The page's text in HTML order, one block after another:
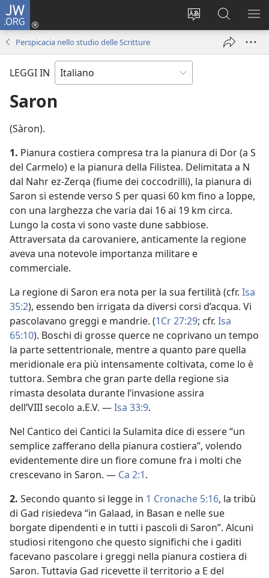
JW.ORG
Modificare
Accedi
(apre
finestra)
Cerca
in
JW.ORG
Perspicacia nello studio delle Scritture
LEGGI IN
Saron
(Sàron).
1. Pianura costiera compresa tra la pianura di Dor (a S
del Carmelo) e la pianura della Filistea. Delimitata a N
dal Nahr ez-Zerqa (fiume dei coccodrilli), la pianura di
Saron si estende verso S per quasi 60 km fino a Ioppe,
con una larghezza che varia dai 16 ai 19 km circa.
Lungo la costa vi sono vaste dune sabbiose.
Attraversata da carovaniere, anticamente la regione
aveva una notevole importanza militare e
commerciale.
La regione di Saron era nota per la sua fertilità (cfr. Isa
35:2), essendo ben irrigata da diversi corsi d’acqua. Vi
pascolavano greggi e mandrie. (1Cr 27:29; cfr. Isa
65:10). Boschi di grosse querce ne coprivano un tempo
la parte settentrionale, mentre a quanto pare quella
meridionale era più intensamente coltivata, come lo è
tuttora. Sembra che gran parte della regione sia
rimasta desolata durante l’invasione assira
dell’VIII secolo a.E.V. —Isa 33:9.
Nel Cantico dei Cantici la Sulamita dice di essere “un
semplice zafferano della pianura costiera”, volendo
evidentemente dire un fiore comune fra i molti che
crescevano in Saron. — Ca 2:1.
2. Secondo quanto si legge in 1 Cronache 5:16, la tribù
di Gad risiedeva “in Galaad, in Basan e nelle sue
borgate dipendenti e in tutti i pascoli di Saron”. Alcuni
studiosi ritengono che questo significhi che i gaditi
facevano pascolare i greggi nella pianura costiera di
Saron. Tuttavia Gad ricevette il territorio a E del